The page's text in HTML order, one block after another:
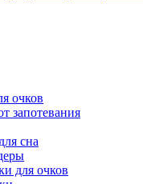
очков
запотевания
сна
для очков